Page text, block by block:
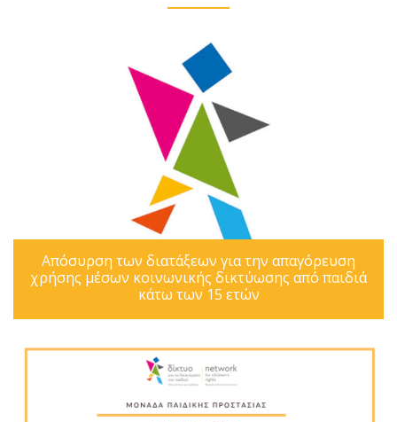
Απόσυρση των διατάξεων για την απαγόρευση
χρήσης μέσων κοινωνικής δικτύωσης από παιδιά
κάτω των 15 ετών